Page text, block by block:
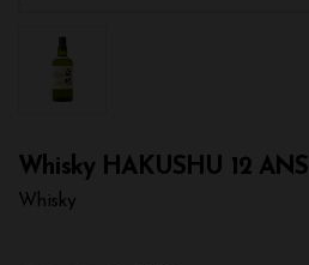
Whisky HAKUSHU 12 ANS
Whisky